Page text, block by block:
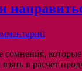
в расчет